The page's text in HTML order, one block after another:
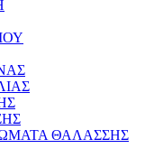
ΘΑΛΑΣΣΗΣ